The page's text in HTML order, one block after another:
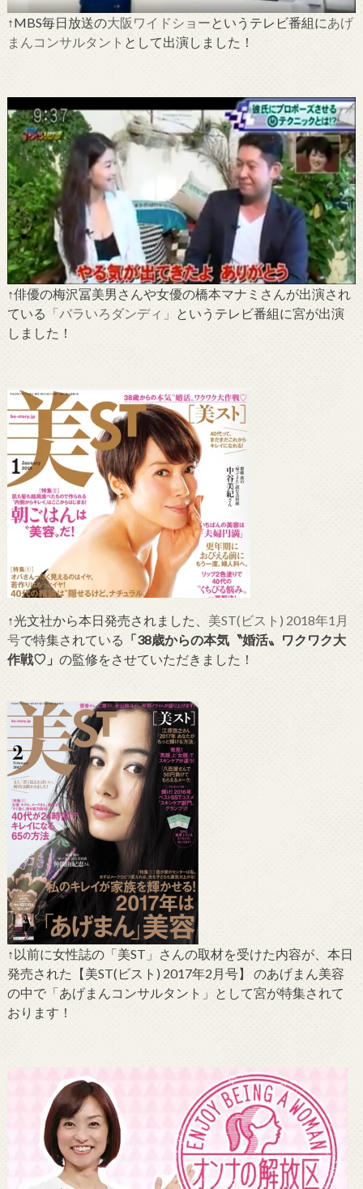
↑MBS毎日放送の大阪ワイドショーというテレビ番組にあげ
まんコンサルタント として出演しました！
↑俳優の梅沢冨美男さんや女優の橋本マナミさんが出演され
ている 「バラいろダンディ」 というテレビ番組に宮が出演
しました！
↑光文社から本日発売されました、 美ST(ビスト) 2018年1月
号で特集されている 「38歳からの本気〝婚活〟ワクワク大
作戦♡」 の監修をさせていただきました！
↑以前に女性誌の「美ST」さんの取材を受けた内容が、本日
発売された【美ST(ビスト) 2017年2月号】 のあげまん美容
の中で「あげまんコンサルタント」として宮が特集されて
おります！